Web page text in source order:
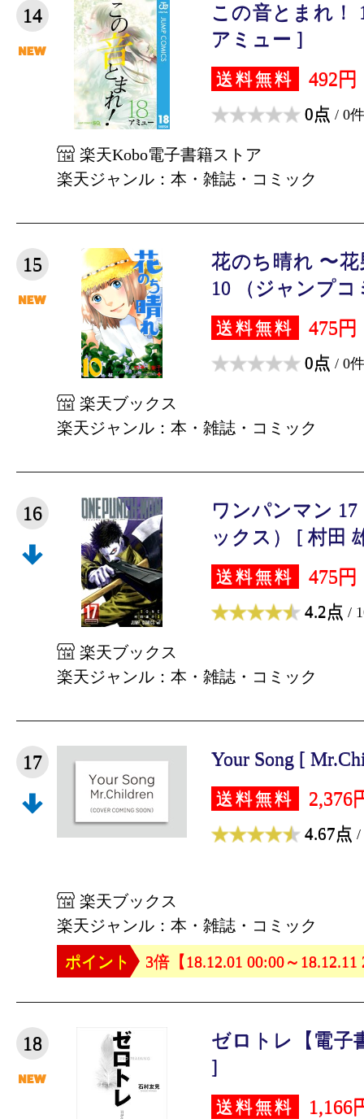
14
この音とまれ！
アミュー ]
送料無料 492円
0点 / 0件
楽天Kobo電子書籍ストア
楽天ジャンル：本・雑誌・コミック
15
花のち晴れ 〜花
10 （ジャンプコ
送料無料 475円
0点 / 0件
楽天ブックス
楽天ジャンル：本・雑誌・コミック
16
ワンパンマン
ックス） [ 村田
送料無料 475円
4.2点 /
楽天ブックス
楽天ジャンル：本・雑誌・コミック
17 Your Song [
送料無料 2,376
4.67点 /
楽天ブックス
楽天ジャンル：本・雑誌・コミック
ポイント
3倍【18.12.01 00:00～18.12.11
18
ゼロトレ【電子
]
送料無料 1,166